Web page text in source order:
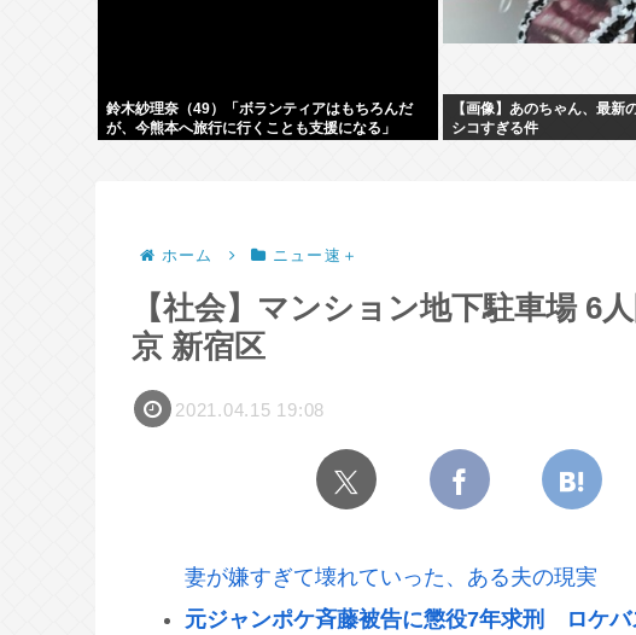
鈴木紗理奈（49）「ボランティアはもちろんだ
が、今熊本へ旅行に行くことも支援になる」
【画像】あのちゃん、最新
シコすぎる件
ホーム ニュー速＋
【社会】マンション地下駐車場 6
京 新宿区
2021.04.15 19:08
妻が嫌すぎて壊れていった、ある夫の現実
元ジャンポケ斉藤被告に懲役7年求刑 ロケバ